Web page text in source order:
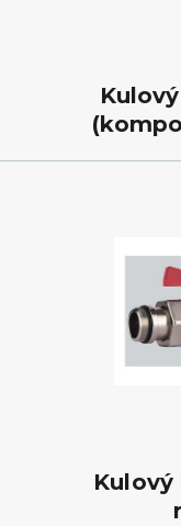
Kulový